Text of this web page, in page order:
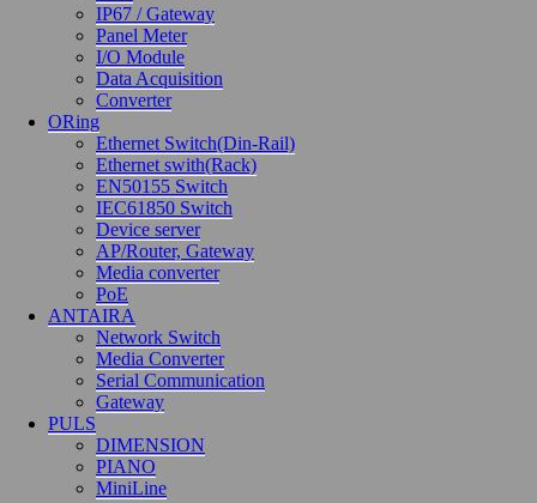
IP67 / Gateway
Panel Meter
I/O Module
Data Acquisition
Converter
ORing
Ethernet Switch(Din-Rail)
Ethernet swith(Rack)
EN50155 Switch
IEC61850 Switch
Device server
AP/Router, Gateway
Media converter
PoE
ANTAIRA
Network Switch
Media Converter
Serial Communication
Gateway
PULS
DIMENSION
PIANO
MiniLine
해 주시길 바랍니다.
다음글
다음글이 없습니다.
고객센터
T. 042-710-9402
F. 042-863-9407
상담시간 : 09:00~18:00
점심시간: 12:00~13:00
토요일/공휴일 휴무
공지사항
신용카드 결재 연계시스템 중단합니다.
구매 및 결재 전에 반드시 재고 유무를 확인해 주시길 바
랍니...
모든 판매금액은 VAT 포함금액입니다.
테스트 공지사항입니다.